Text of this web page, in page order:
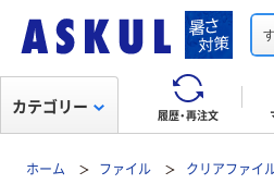
履歴・再注文
カテゴリー
ホーム ファイル クリアファイ